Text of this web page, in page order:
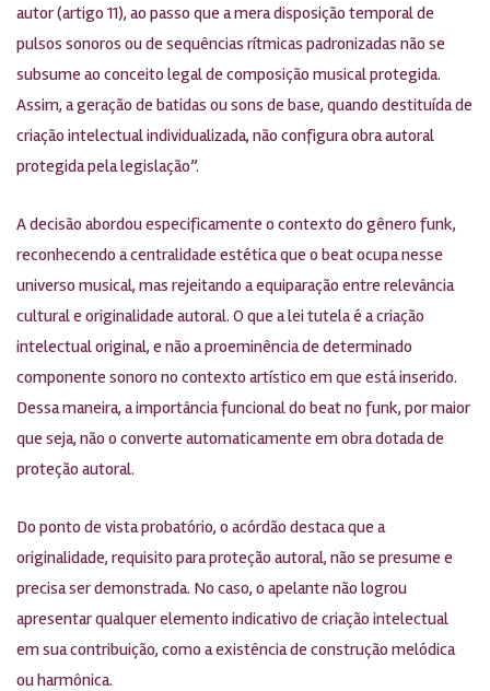
autor (artigo 11), ao passo que a mera disposição temporal de
pulsos sonoros ou de sequências rítmicas padronizadas não se
subsume ao conceito legal de composição musical protegida.
Assim, a geração de batidas ou sons de base, quando destituída de
criação intelectual individualizada, não configura obra autoral
protegida pela legislação”.
A decisão abordou especificamente o contexto do gênero funk,
reconhecendo a centralidade estética que o beat ocupa nesse
universo musical, mas rejeitando a equiparação entre relevância
cultural e originalidade autoral. O que a lei tutela é a criação
intelectual original, e não a proeminência de determinado
componente sonoro no contexto artístico em que está inserido.
Dessa maneira, a importância funcional do beat no funk, por maior
que seja, não o converte automaticamente em obra dotada de
proteção autoral.
Do ponto de vista probatório, o acórdão destaca que a
originalidade, requisito para proteção autoral, não se presume e
precisa ser demonstrada. No caso, o apelante não logrou
apresentar qualquer elemento indicativo de criação intelectual
em sua contribuição, como a existência de construção melódica
ou harmônica.